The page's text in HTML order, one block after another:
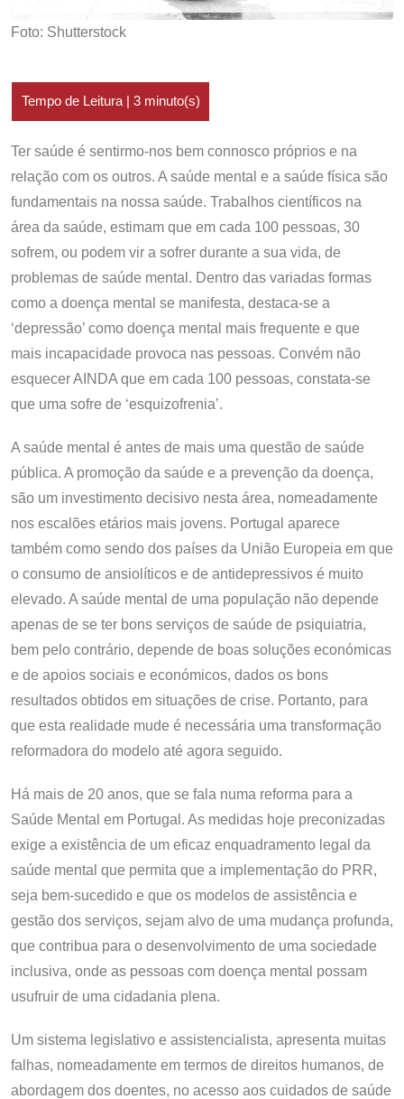
Foto: Shutterstock
Ter saúde é sentirmo-nos bem connosco próprios e na
relação com os outros. A saúde mental e a saúde física são
fundamentais na nossa saúde. Trabalhos científicos na
área da saúde, estimam que em cada 100 pessoas, 30
sofrem, ou podem vir a sofrer durante a sua vida, de
problemas de saúde mental. Dentro das variadas formas
como a doença mental se manifesta, destaca-se a
‘depressão’ como doença mental mais frequente e que
mais incapacidade provoca nas pessoas. Convém não
esquecer AINDA que em cada 100 pessoas, constata-se
que uma sofre de ‘esquizofrenia’.
A saúde mental é antes de mais uma questão de saúde
pública. A promoção da saúde e a prevenção da doença,
são um investimento decisivo nesta área, nomeadamente
nos escalões etários mais jovens. Portugal aparece
também como sendo dos países da União Europeia em que
o consumo de ansiolíticos e de antidepressivos é muito
elevado. A saúde mental de uma população não depende
apenas de se ter bons serviços de saúde de psiquiatria,
bem pelo contrário, depende de boas soluções económicas
e de apoios sociais e económicos, dados os bons
resultados obtidos em situações de crise. Portanto, para
que esta realidade mude é necessária uma transformação
reformadora do modelo até agora seguido.
Há mais de 20 anos, que se fala numa reforma para a
Saúde Mental em Portugal. As medidas hoje preconizadas
exige a existência de um eficaz enquadramento legal da
saúde mental que permita que a implementação do PRR,
seja bem-sucedido e que os modelos de assistência e
gestão dos serviços, sejam alvo de uma mudança profunda,
que contribua para o desenvolvimento de uma sociedade
inclusiva, onde as pessoas com doença mental possam
usufruir de uma cidadania plena.
Um sistema legislativo e assistencialista, apresenta muitas
falhas, nomeadamente em termos de direitos humanos, de
abordagem dos doentes, no acesso aos cuidados de saúde